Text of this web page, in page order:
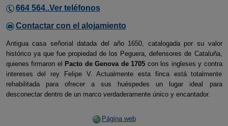
664 564..Ver teléfonos
Contactar con el alojamiento
Antigua casa señorial datada del año 1650, catalogada por su valor
histórico ya que fue propiedad de los Peguera, defensores de Cataluña,
quienes firmaron el Pacto de Genova de 1705 con los ingleses y contra
intereses del rey Felipe V. Actualmente esta finca está totalmente
rehabilitada para ofrecer a sus huéspedes un lugar ideal para
desconectar dentro de un marco verdaderamente único y encantador.
Página web